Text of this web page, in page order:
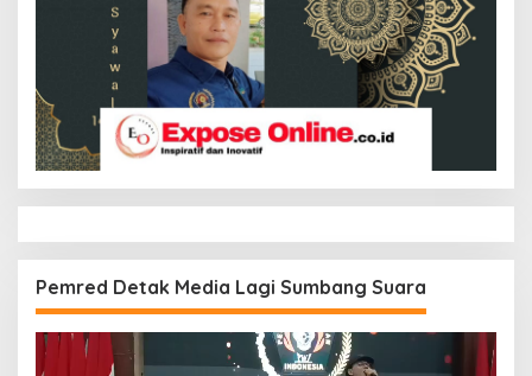
Pemred Detak Media Lagi Sumbang Suara
Pemutar
Video